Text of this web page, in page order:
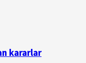
kararlar